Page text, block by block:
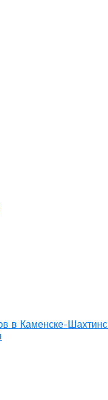
в Каменске-